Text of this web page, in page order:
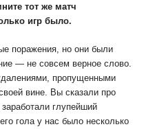
тот же матч
игр было.
поражения, но они были
— не совсем верное слово.
пропущенными
вине. Вы сказали про
глупейший
гола у нас было несколько